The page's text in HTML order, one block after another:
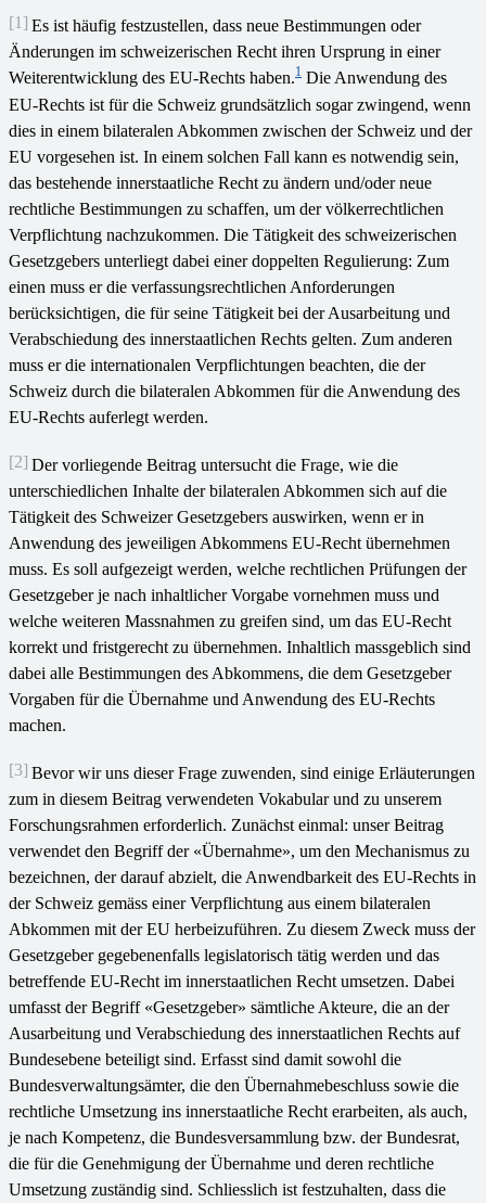
[1] Es ist häufig festzustellen, dass neue Bestimmungen oder
Änderungen im schweizerischen Recht ihren Ursprung in einer
Weiterentwicklung des EU-Rechts haben.1 Die Anwendung des
EU-Rechts ist für die Schweiz grundsätzlich sogar zwingend, wenn
dies in einem bilateralen Abkommen zwischen der Schweiz und der
EU vorgesehen ist. In einem solchen Fall kann es notwendig sein,
das bestehende innerstaatliche Recht zu ändern und/oder neue
rechtliche Bestimmungen zu schaffen, um der völkerrechtlichen
Verpflichtung nachzukommen. Die Tätigkeit des schweizerischen
Gesetzgebers unterliegt dabei einer doppelten Regulierung: Zum
einen muss er die verfassungsrechtlichen Anforderungen
berücksichtigen, die für seine Tätigkeit bei der Ausarbeitung und
Verabschiedung des innerstaatlichen Rechts gelten. Zum anderen
muss er die internationalen Verpflichtungen beachten, die der
Schweiz durch die bilateralen Abkommen für die Anwendung des
EU-Rechts auferlegt werden.
[2] Der vorliegende Beitrag untersucht die Frage, wie die
unterschiedlichen Inhalte der bilateralen Abkommen sich auf die
Tätigkeit des Schweizer Gesetzgebers auswirken, wenn er in
Anwendung des jeweiligen Abkommens EU-Recht übernehmen
muss. Es soll aufgezeigt werden, welche rechtlichen Prüfungen der
Gesetzgeber je nach inhaltlicher Vorgabe vornehmen muss und
welche weiteren Massnahmen zu greifen sind, um das EU-Recht
korrekt und fristgerecht zu übernehmen. Inhaltlich massgeblich sind
dabei alle Bestimmungen des Abkommens, die dem Gesetzgeber
Vorgaben für die Übernahme und Anwendung des EU-Rechts
machen.
[3] Bevor wir uns dieser Frage zuwenden, sind einige Erläuterungen
zum in diesem Beitrag verwendeten Vokabular und zu unserem
Forschungsrahmen erforderlich. Zunächst einmal: unser Beitrag
verwendet den Begriff der «Übernahme», um den Mechanismus zu
bezeichnen, der darauf abzielt, die Anwendbarkeit des EU-Rechts in
der Schweiz gemäss einer Verpflichtung aus einem bilateralen
Abkommen mit der EU herbeizuführen. Zu diesem Zweck muss der
Gesetzgeber gegebenenfalls legislatorisch tätig werden und das
betreffende EU-Recht im innerstaatlichen Recht umsetzen. Dabei
umfasst der Begriff «Gesetzgeber» sämtliche Akteure, die an der
Ausarbeitung und Verabschiedung des innerstaatlichen Rechts auf
Bundesebene beteiligt sind. Erfasst sind damit sowohl die
Bundesverwaltungsämter, die den Übernahmebeschluss sowie die
rechtliche Umsetzung ins innerstaatliche Recht erarbeiten, als auch,
je nach Kompetenz, die Bundesversammlung bzw. der Bundesrat,
die für die Genehmigung der Übernahme und deren rechtliche
Umsetzung zuständig sind. Schliesslich ist festzuhalten, dass die